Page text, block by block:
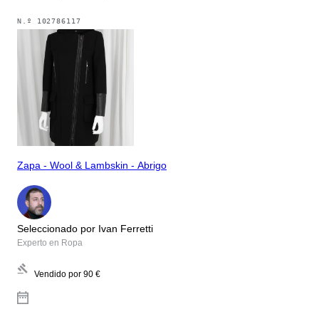
N.º 102786117
Zapa - Wool & Lambskin - Abrigo
Seleccionado por Ivan Ferretti
Experto en Ropa
Vendido por 90 €